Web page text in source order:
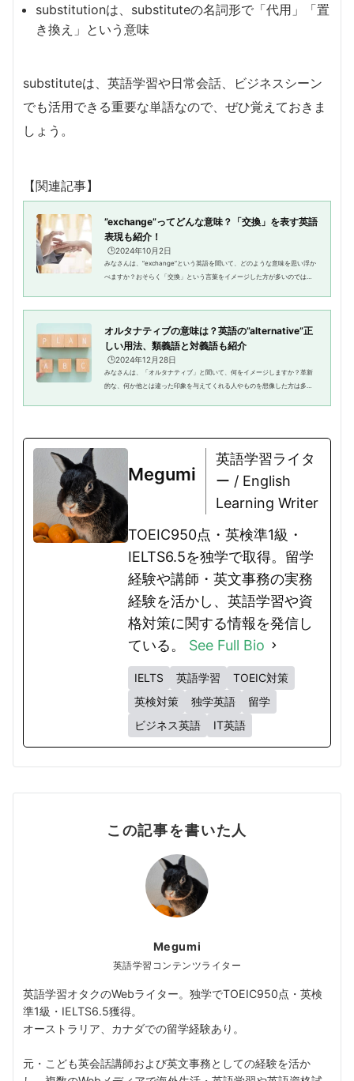
substitutionは、substituteの名詞形で「代用」「置
き換え」という意味
substituteは、英語学習や日常会話、ビジネスシーン
でも活用できる重要な単語なので、ぜひ覚えておきま
しょう。
【関連記事】
”exchange”ってどんな意味？「交換」を表す英語
表現も紹介！
🕒️2024年10月2日
みなさんは、”exchange”という英語を聞いて、どのような意味を思い浮か
べますか？おそらく「交換」という言葉をイメージした方が多いのではな
オルタナティブの意味は？英語の”alternative”正
しい用法、類義語と対義語も紹介
🕒️2024年12月28日
みなさんは、「オルタナティブ」と聞いて、何をイメージしますか？革新
的な、何か他とは違った印象を与えてくれる人やものを想像した方は多い
Megumi
英語学習ライタ
ー / English
Learning Writer
TOEIC950点・英検準1級・
IELTS6.5を独学で取得。留学
経験や講師・英文事務の実務
経験を活かし、英語学習や資
格対策に関する情報を発信し
ている。 See Full Bio
IELTS 英語学習
TOEIC対策
英検対策
独学英語
留学
ビジネス英語
IT英語
この記事を書いた人
Megumi
英語学習コンテンツライター
英語学習オタクのWebライター。独学でTOEIC950点・英検
準1級・IELTS6.5獲得。
オーストラリア、カナダでの留学経験あり。
元・こども英会話講師および英文事務としての経験を活か